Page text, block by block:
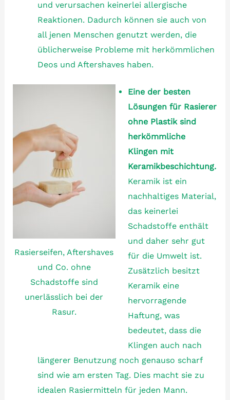
und verursachen keinerlei allergische
Reaktionen. Dadurch können sie auch von
all jenen Menschen genutzt werden, die
üblicherweise Probleme mit herkömmlichen
Deos und Aftershaves haben.
Rasierseifen, Aftershaves
und Co. ohne
Schadstoffe sind
unerlässlich bei der
Rasur.
Eine der besten
Lösungen für Rasierer
ohne Plastik sind
herkömmliche
Klingen mit
Keramikbeschichtung.
Keramik ist ein
nachhaltiges Material,
das keinerlei
Schadstoffe enthält
und daher sehr gut
für die Umwelt ist.
Zusätzlich besitzt
Keramik eine
hervorragende
Haftung, was
bedeutet, dass die
Klingen auch nach
längerer Benutzung noch genauso scharf
sind wie am ersten Tag. Dies macht sie zu
idealen Rasiermitteln für jeden Mann.